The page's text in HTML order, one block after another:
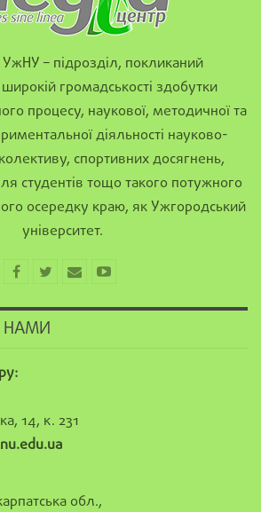
– підрозділ, покликаний
громадськості здобутки
процесу, наукової, методичної та
діяльності науково-
спортивних досягнень,
студентів тощо такого потужного
осередку краю, як Ужгородський
університет.
НАМИ
14, к. 231
обл.,